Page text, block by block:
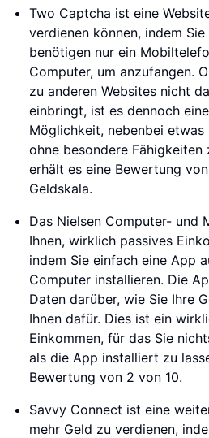
Two Captcha ist eine
verdienen können, indem
benötigen nur ein
Computer, um anzufangen.
zu anderen Websites nicht
einbringt, ist es dennoch
Möglichkeit, nebenbei etwas
ohne besondere Fähigkeiten
erhält es eine Bewertung
Geldskala.
Das Nielsen Computer- und
Ihnen, wirklich passives
indem Sie einfach eine App
Computer installieren. Die
Daten darüber, wie Sie Ihre
Ihnen dafür. Dies ist ein
Einkommen, für das Sie
als die App installiert zu
Bewertung von 2 von 10.
Savvy Connect ist eine
mehr Geld zu verdienen,